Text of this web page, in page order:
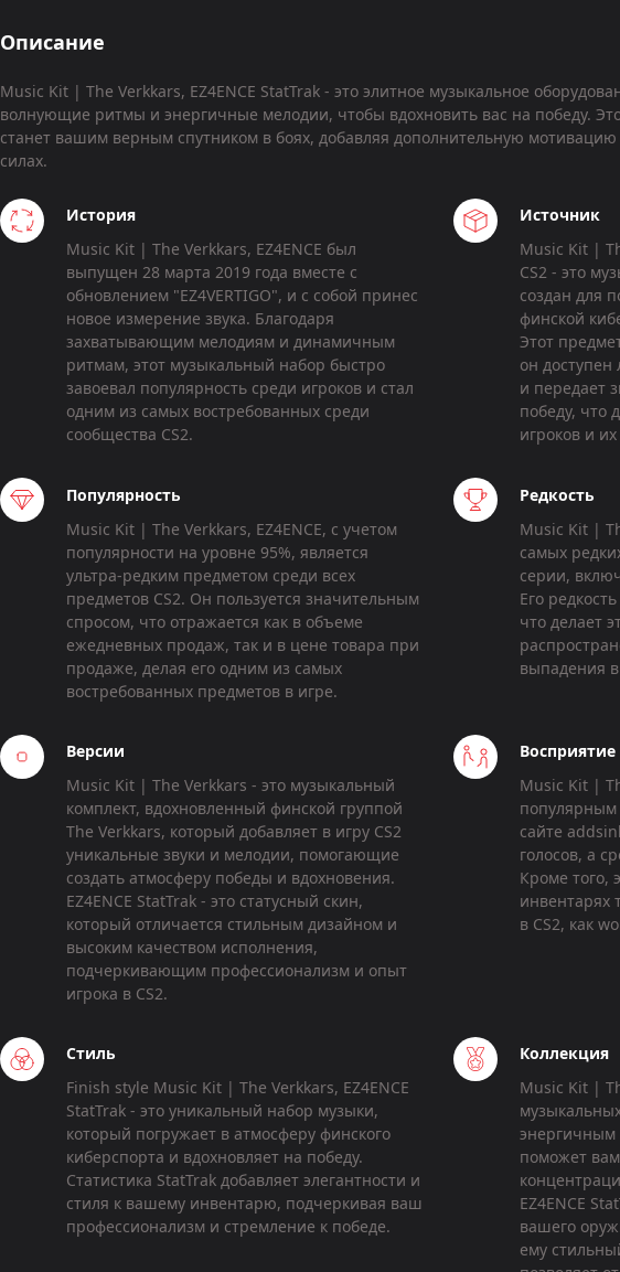
Описание
Music Kit | The Verkkars, EZ4ENCE StatTrak - это элитное музыкальное
волнующие ритмы и энергичные мелодии, чтобы вдохновить вас на победу.
станет вашим верным спутником в боях, добавляя дополнительную мотивацию
силах.
История
Music Kit | The Verkkars, EZ4ENCE был
выпущен 28 марта 2019 года вместе с
обновлением "EZ4VERTIGO", и с собой принес
новое измерение звука. Благодаря
захватывающим мелодиям и динамичным
ритмам, этот музыкальный набор быстро
завоевал популярность среди игроков и стал
одним из самых востребованных среди
сообщества CS2.
Источник
Music Kit |
CS2 - это
создан для
финской
Этот
он
и передает
победу, что
игроков и
Популярность
Music Kit | The Verkkars, EZ4ENCE, с учетом
популярности на уровне 95%, является
ультра-редким предметом среди всех
предметов CS2. Он пользуется значительным
спросом, что отражается как в объеме
ежедневных продаж, так и в цене товара при
продаже, делая его одним из самых
востребованных предметов в игре.
Редкость
Music Kit |
самых
серии,
Его
что делает
выпадения
Версии
Music Kit | The Verkkars - это музыкальный
комплект, вдохновленный финской группой
The Verkkars, который добавляет в игру CS2
уникальные звуки и мелодии, помогающие
создать атмосферу победы и вдохновения.
EZ4ENCE StatTrak - это статусный скин,
который отличается стильным дизайном и
высоким качеством исполнения,
подчеркивающим профессионализм и опыт
игрока в CS2.
Music Kit |
популярным
сайте
голосов, а
Кроме того,
инвентарях
в CS2, как
Стиль
Finish style Music Kit | The Verkkars, EZ4ENCE
StatTrak - это уникальный набор музыки,
который погружает в атмосферу финского
киберспорта и вдохновляет на победу.
Статистика StatTrak добавляет элегантности и
стиля к вашему инвентарю, подчеркивая ваш
профессионализм и стремление к победе.
Коллекция
Music Kit |
поможет
EZ4ENCE
вашего
ему